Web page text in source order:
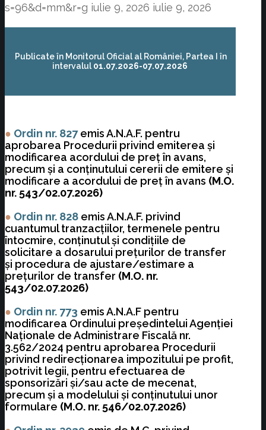
s=96&d=mm&r=g iulie 9, 2026 iulie 9, 2026
Publicate în Monitorul Oficial al României, Partea I în
intervalul01.07.2026-07.07.2026
● Ordin nr. 827 emis A.N.A.F. pentru
aprobarea Procedurii privind emiterea şi
modificarea acordului de preţ în avans,
precum şi a conţinutului cererii de emitere şi
modificare a acordului de preţ în avans (M.O.
nr. 543/02.07.2026)
● Ordin nr. 828 emis A.N.A.F. privind
cuantumul tranzacţiilor, termenele pentru
întocmire, conţinutul şi condiţiile de
solicitare a dosarului preţurilor de transfer
şi procedura de ajustare/estimare a
preţurilor de transfer (M.O. nr.
543/02.07.2026)
● Ordin nr. 773 emis A.N.A.F pentru
modificarea Ordinului preşedintelui Agenţiei
Naţionale de Administrare Fiscală nr.
3.562/2024 pentru aprobarea Procedurii
privind redirecţionarea impozitului pe profit,
potrivit legii, pentru efectuarea de
sponsorizări şi/sau acte de mecenat,
precum şi a modelului şi conţinutului unor
formulare (M.O. nr. 546/02.07.2026)